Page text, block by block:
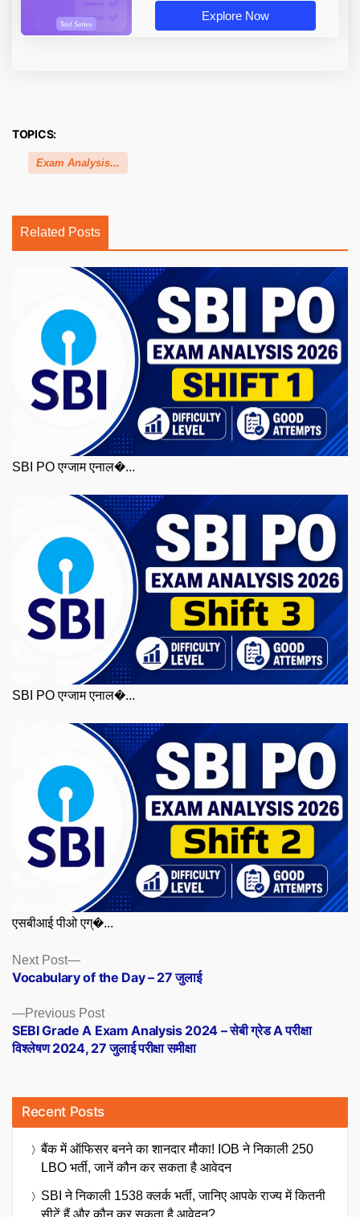
Explore Now
TOPICS:
Exam Analysis...
Related Posts
SBI PO एग्जाम एनाल�...
SBI PO एग्जाम एनाल�...
एसबीआई पीओ एग्�...
Posts
navigation
Previous PostPrevious
post:
SEBI Grade A Exam Analysis 2024 – सेबी ग्रेड A परीक्षा
विश्लेषण 2024, 27 जुलाई परीक्षा समीक्षा
Next Post
Next
post:
Vocabulary of the Day – 27 जुलाई
Recent Posts
बैंक में ऑफिसर बनने का शानदार मौका! IOB ने निकाली 250
LBO भर्ती, जानें कौन कर सकता है आवेदन
SBI ने निकाली 1538 क्लर्क भर्ती, जानिए आपके राज्य में कितनी